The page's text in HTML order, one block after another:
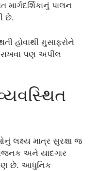
પાલન
છે.
હોવાથી મુસાફરોને
રાખવા પણ અપીલ
લક્ષ્ય માત્ર સુરક્ષા જ
અને યાદગાર
પણ છે. આધુનિક